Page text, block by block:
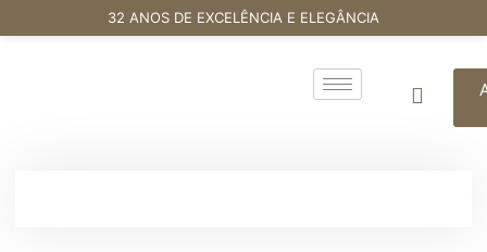
32 ANOS DE EXCELÊNCIA E ELEGÂNCIA